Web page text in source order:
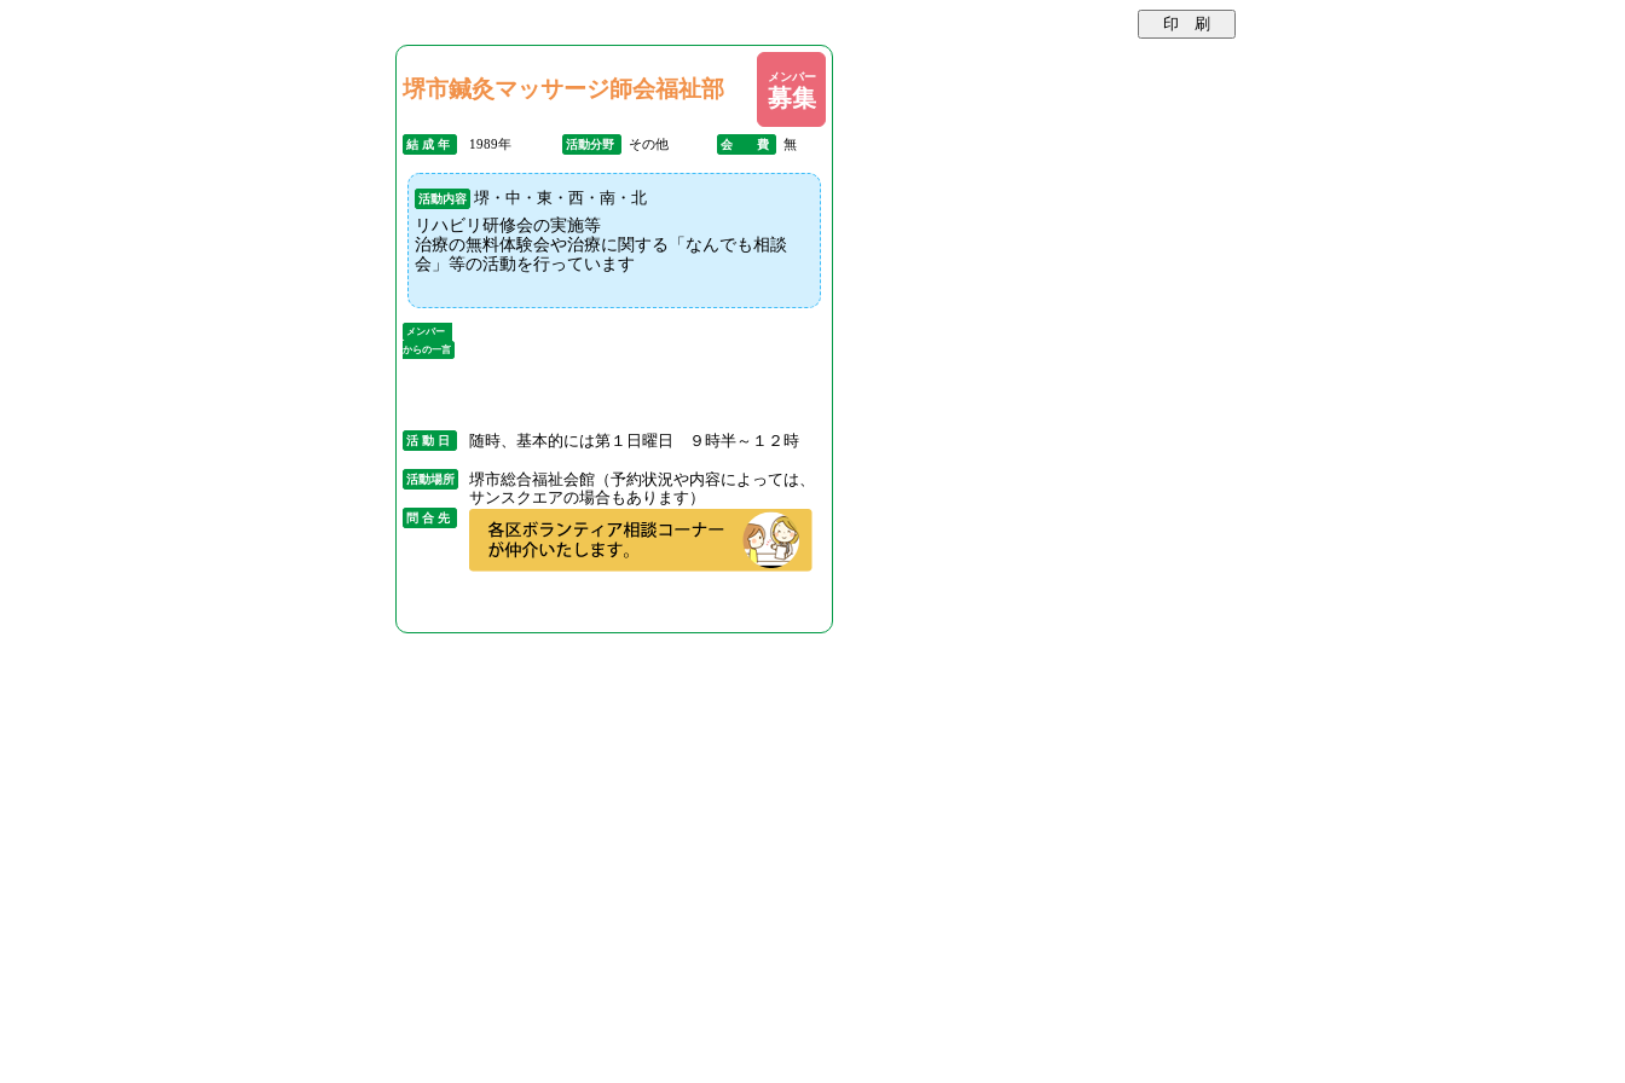
堺市鍼灸マッサージ師会福祉部 メンバー
募集
結 成 年 1989年 活動分野 その他 会 費 無
活動内容 堺・中・東・西・南・北
リハビリ研修会の実施等
治療の無料体験会や治療に関する「なんでも相談
会」等の活動を行っています
メンバー
からの一言
活 動 日 随時、基本的には第１日曜日 ９時半～１２時
活動場所
堺市総合福祉会館（予約状況や内容によっては、
サンスクエアの場合もあります）
問 合 先